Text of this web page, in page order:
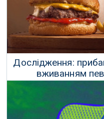
Дослідження:
вживанням
15